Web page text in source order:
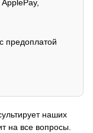
предоплатой
наших
на все вопросы.